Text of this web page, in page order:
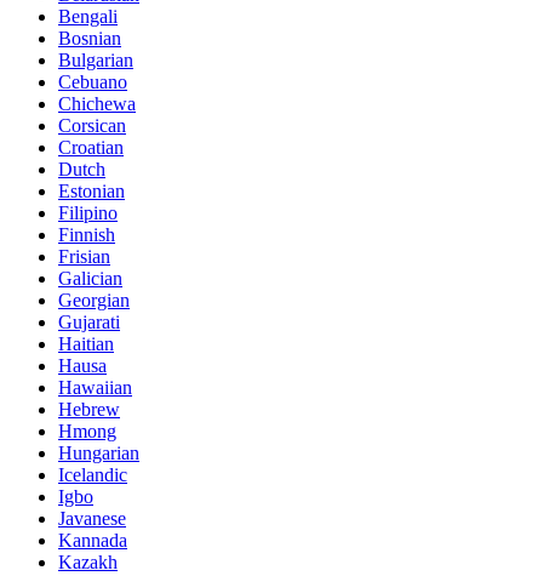
Bengali
Bosnian
Bulgarian
Cebuano
Chichewa
Corsican
Croatian
Dutch
Estonian
Filipino
Finnish
Frisian
Galician
Georgian
Gujarati
Haitian
Hausa
Hawaiian
Hebrew
Hmong
Hungarian
Icelandic
Igbo
Javanese
Kannada
Kazakh